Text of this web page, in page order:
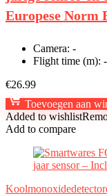
Europese Norm
Camera: -
Flight time (m): -
€26.99
Toevoegen aan
Added to wishlist
Add to compare